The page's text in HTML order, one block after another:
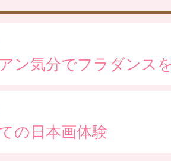
ン気分でフラダンス
の日本画体験